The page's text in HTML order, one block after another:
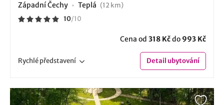
Západní Čechy Teplá (12 km)
10/10
Cena od 318 Kčdo 993 Kč
Rychlépředstavení Detailubytování